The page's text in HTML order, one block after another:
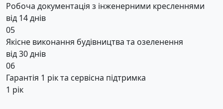
Робоча документація з інженерними кресленнями
від 14 днів
05
Якісне виконання будівництва та озеленення
від 30 днів
06
Гарантія 1 рік та сервісна підтримка
1 рік